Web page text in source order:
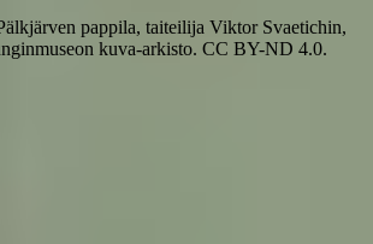
pappila, taiteilija Viktor Svaetichin,
kuva-arkisto. CC BY-ND 4.0.